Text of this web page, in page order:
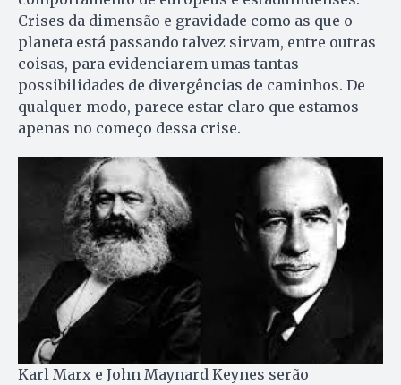
Crises da dimensão e gravidade como as que o
planeta está passando talvez sirvam, entre outras
coisas, para evidenciarem umas tantas
possibilidades de divergências de caminhos. De
qualquer modo, parece estar claro que estamos
apenas no começo dessa crise.
Karl Marx e John Maynard Keynes serão